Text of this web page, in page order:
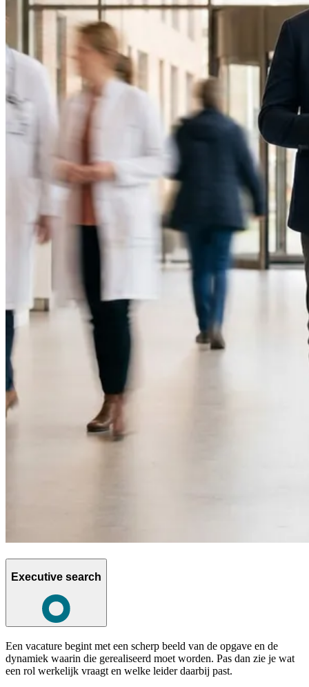
Executive search
Een vacature begint met een scherp beeld van de opgave en de
dynamiek waarin die gerealiseerd moet worden. Pas dan zie je wat
een rol werkelijk vraagt en welke leider daarbij past.